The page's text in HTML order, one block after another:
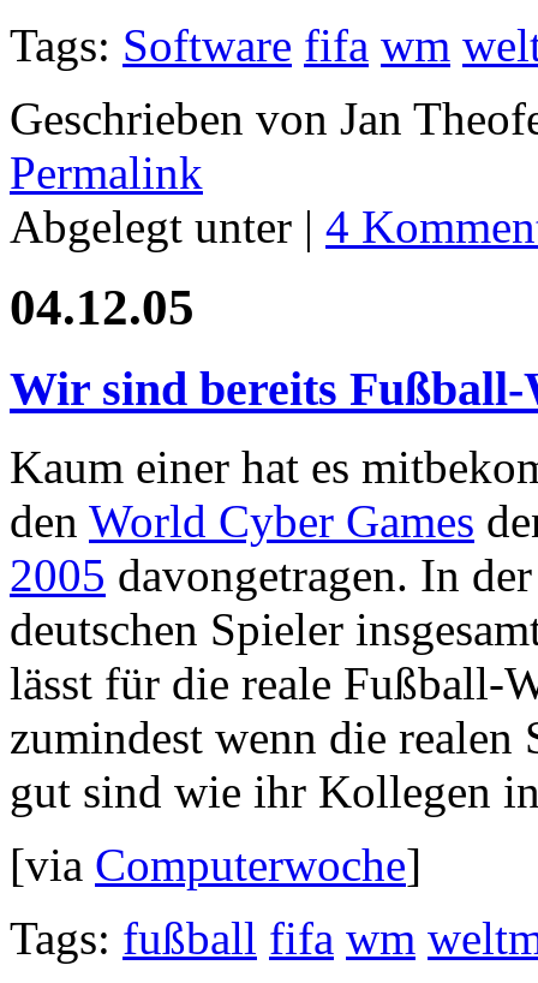
Tags: Software fifa wm
Geschrieben von Jan
Permalink
Abgelegt unter | 4
04.12.05
Wir sind bereits Fußball-
Kaum einer hat es
den World Cyber Games
2005 davongetragen. In
deutschen Spieler
lässt für die reale Fußball-
zumindest wenn die realen
gut sind wie ihr Kollegen
[via Computerwoche]
Tags: fußball fifa wm